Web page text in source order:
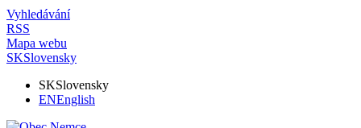
Vyhledávání
RSS
Mapa webu
SKSlovensky
SKSlovensky
ENEnglish